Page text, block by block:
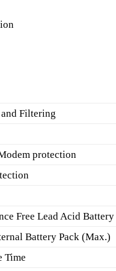
Filtering
protection
Free Lead Acid Battery
Battery Pack (Max.)
Time